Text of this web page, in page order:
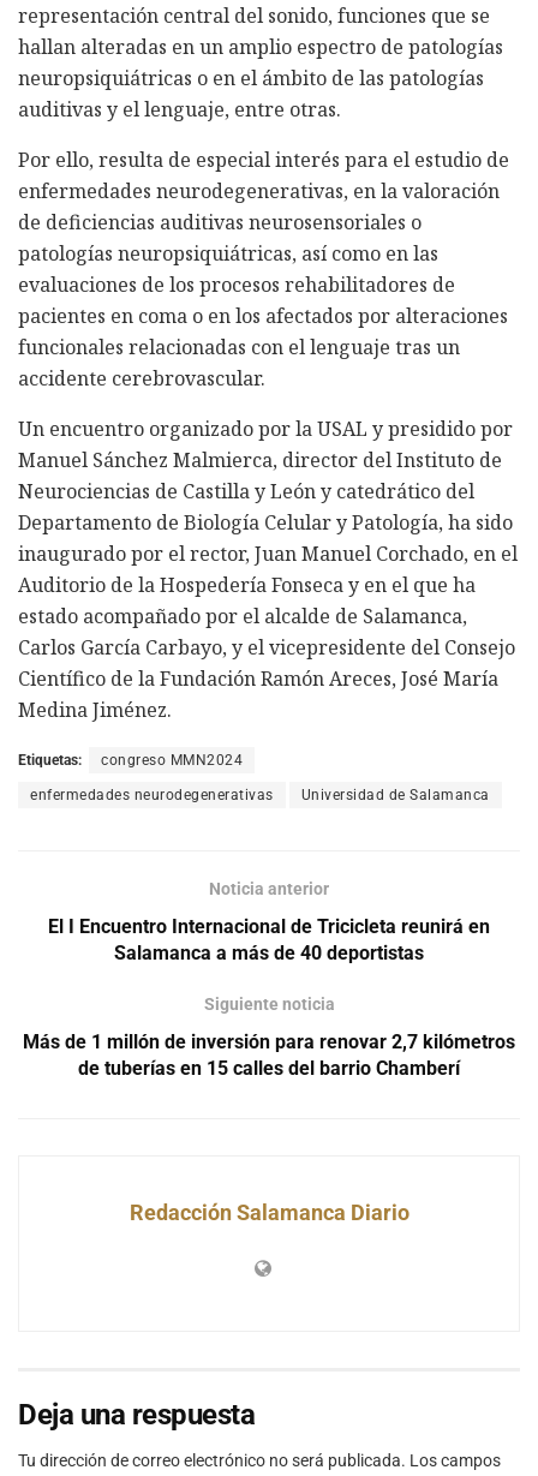
representación central del sonido, funciones que se
hallan alteradas en un amplio espectro de patologías
neuropsiquiátricas o en el ámbito de las patologías
auditivas y el lenguaje, entre otras.
Por ello, resulta de especial interés para el estudio de
enfermedades neurodegenerativas, en la valoración
de deficiencias auditivas neurosensoriales o
patologías neuropsiquiátricas, así como en las
evaluaciones de los procesos rehabilitadores de
pacientes en coma o en los afectados por alteraciones
funcionales relacionadas con el lenguaje tras un
accidente cerebrovascular.
Un encuentro organizado por la USAL y presidido por
Manuel Sánchez Malmierca, director del Instituto de
Neurociencias de Castilla y León y catedrático del
Departamento de Biología Celular y Patología, ha sido
inaugurado por el rector, Juan Manuel Corchado, en el
Auditorio de la Hospedería Fonseca y en el que ha
estado acompañado por el alcalde de Salamanca,
Carlos García Carbayo, y el vicepresidente del Consejo
Científico de la Fundación Ramón Areces, José María
Medina Jiménez.
Etiquetas: congreso MMN2024
enfermedades neurodegenerativas Universidad de Salamanca
Noticia anterior
El I Encuentro Internacional de Tricicleta reunirá en
Salamanca a más de 40 deportistas
Siguiente noticia
Más de 1 millón de inversión para renovar 2,7 kilómetros
de tuberías en 15 calles del barrio Chamberí
Redacción Salamanca Diario
Deja una respuesta
Tu dirección de correo electrónico no será publicada. Los campos